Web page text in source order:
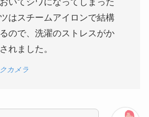
はスチームアイロンで結構
ので、洗濯のストレスがか
れました。
カメラ